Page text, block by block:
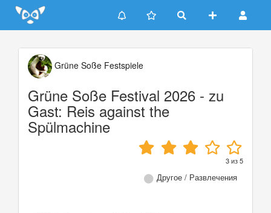
Update cookies preferences
Grüne Soße Festspiele
Grüne Soße Festival 2026 - zu
Gast: Reis against the
Spülmachine
3из5
Другое / Развлечения